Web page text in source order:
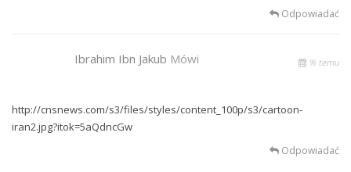
Odpowiadać
Ibrahim Ibn Jakub Mówi % temu
http://cnsnews.com/s3/files/styles/content_100p/s3/cartoon-
iran2.jpg?itok=5aQdncGw
Odpowiadać